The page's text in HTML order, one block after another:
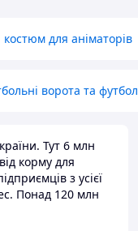
костюм для аніматорів
ворота та
Тут 6 млн
корму для
з усієї
Понад 120 млн